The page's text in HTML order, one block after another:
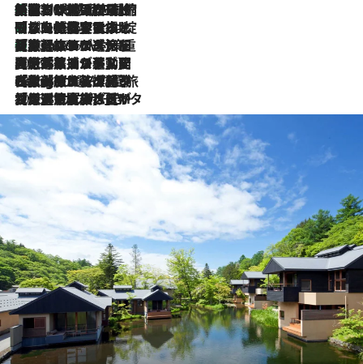
2026.8.6
「荷物が増えるほど旅ストレスは増す」美容ジャーナリストがたどり着いた最終結論。“化粧品を劇的に減らす”感動の凝縮美容とは
2026.8.6
「旅先には金髪ウィッグを持参」日本と同じメイクでは損してる!? 美容ジャーナリストが提案する“掟破りの旅美容”とは
2026.8.6
【厳選旅コスメ】「身軽さ＆UV対策重視！」ヘアアーティストshucoが選んだ夏旅ベストコスメを発表【Mサイズジップ】
2026.8.5
【厳選旅コスメ】国内をあちこち移動する河井菜摘が選んだ夏旅ベストコスメ発表！「リラックスアイテムはマスト」【Mサイズジップ】
2026.8.4
【厳選旅コスメ】「紫外線＆乾燥対策しながらメイク感も！」ヘア＆メイクGeorgeが選んだ夏旅ベストコスメを発表！【Mサイズジップ】
2026.8.3
【厳選旅コスメ】「保湿もタイパ重視！」“サウナ好き”タレント清水みさとが愛用する夏旅ベストコスメを発表！【Mサイズジップ】